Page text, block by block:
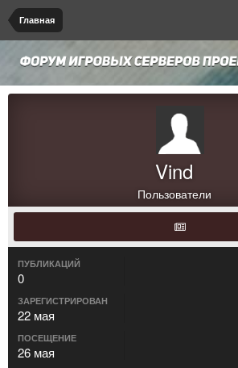
Главная
Vind
Пользователи
ПУБЛИКАЦИЙ
0
ЗАРЕГИСТРИРОВАН
22 мая
ПОСЕЩЕНИЕ
26 мая